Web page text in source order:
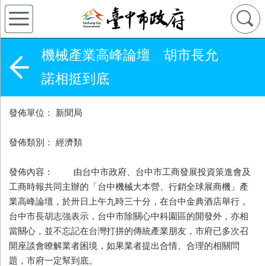
機械產業高峰論壇 胡市長允
諾相挺到底
發佈單位： 新聞局
發佈類別： 經濟類
發佈內容： 由台中市政府、台中市工商發展投資策進會及
工商時報共同主辦的「台中機械大本營、行銷全球展商機」產
業高峰論壇，於卅日上午九時三十分，在台中金典酒店舉行，
台中市長胡志強表示，台中市除關心中科園區的開發外，亦相
當關心，並不忘記在台灣打拼的傳統產業朋友，市府已多次召
開座談會瞭解業者困境，如果業者提出合情、合理的相關問
題，市府一定幫到底。